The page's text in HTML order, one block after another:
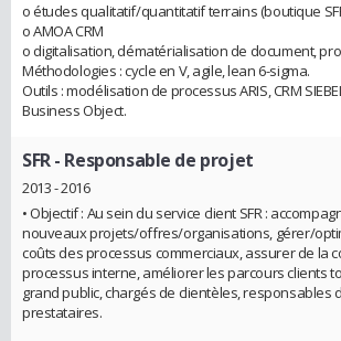
o études qualitatif/quantitatif terrains (boutique
o AMOA CRM
o digitalisation, dématérialisation de document,
Méthodologies : cycle en V, agile, lean 6-sigma.
Outils : modélisation de processus ARIS, CRM
Business Object.
SFR- Responsable de projet
2013 - 2016
• Objectif : Au sein du service client SFR :
nouveaux projets/offres/organisations, gérer/
coûts des processus commerciaux, assurer de la
processus interne, améliorer les parcours clients
grand public, chargés de clientèles, responsables
prestataires.